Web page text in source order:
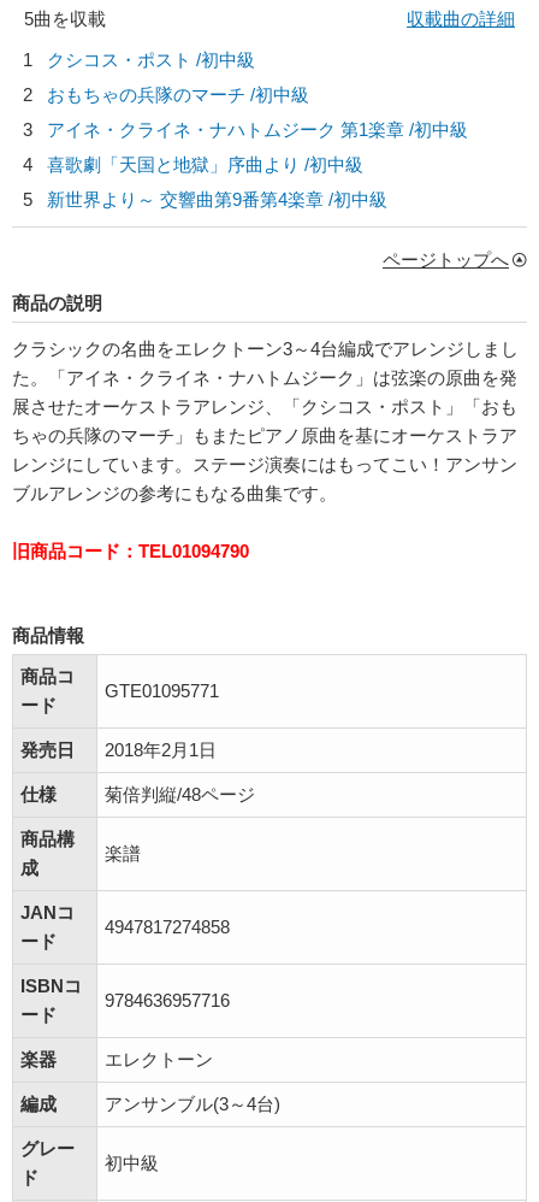
5曲を収載
収載曲の詳細
1
クシコス・ポスト /初中級
2
おもちゃの兵隊のマーチ /初中級
3
アイネ・クライネ・ナハトムジーク 第1楽章 /初中級
4
喜歌劇「天国と地獄」序曲より /初中級
5
新世界より～ 交響曲第9番第4楽章 /初中級
ページトップへ
商品の説明
クラシックの名曲をエレクトーン3～4台編成でアレンジしまし
た。「アイネ・クライネ・ナハトムジーク」は弦楽の原曲を発
展させたオーケストラアレンジ、「クシコス・ポスト」「おも
ちゃの兵隊のマーチ」もまたピアノ原曲を基にオーケストラア
レンジにしています。ステージ演奏にはもってこい！アンサン
ブルアレンジの参考にもなる曲集です。
旧商品コード：TEL01094790
商品情報
商品コ
ード
GTE01095771
発売日 2018年2月1日
仕様 菊倍判縦/48ページ
商品構
成
楽譜
JANコ
ード
4947817274858
ISBNコ
ード
9784636957716
楽器 エレクトーン
編成 アンサンブル(3～4台)
グレー
ド
初中級